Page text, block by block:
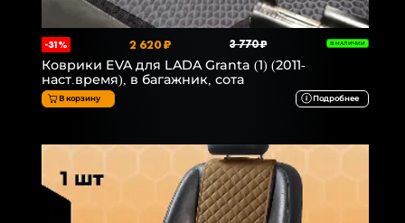
-31% 2 620 ₽ 3 770 ₽ В НАЛИЧИИ
Коврики EVA для LADA Granta (1) (2011-
наст.время), в багажник, сота
В корзину Подробнее